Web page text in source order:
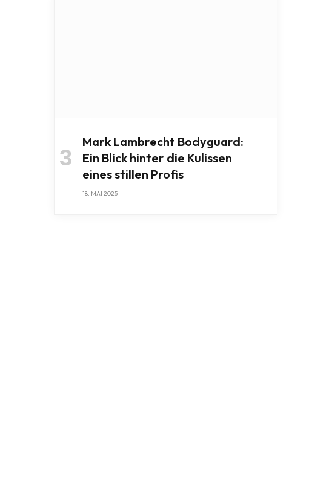
Mark Lambrecht Bodyguard:
Ein Blick hinter die Kulissen
eines stillen Profis
18. MAI 2025